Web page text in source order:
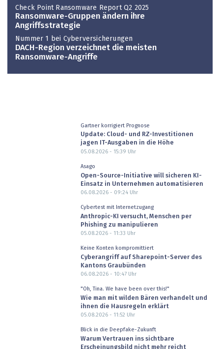
Check Point Ransomware Report Q2 2025
Ransomware-Gruppen ändern ihre
Angriffsstrategie
Nummer 1 bei Cyberversicherungen
DACH-Region verzeichnet die meisten
Ransomware-Angriffe
Gartner korrigiert Prognose
Update: Cloud- und RZ-Investitionen
jagen IT-Ausgaben in die Höhe
05.08.2026 - 15:39 Uhr
Asago
Open-Source-Initiative will sicheren KI-
Einsatz in Unternehmen automatisieren
06.08.2026 - 09:24Uhr
Cybertest mit Internetzugang
Anthropic-KI versucht, Menschen per
Phishing zu manipulieren
05.08.2026 - 11:33 Uhr
Keine Konten kompromittiert
Cyberangriff auf Sharepoint-Server des
Kantons Graubünden
06.08.2026 - 10:47Uhr
"Oh, Tina. We have been over this!"
Wie man mit wilden Bären verhandelt und
ihnen die Hausregeln erklärt
05.08.2026 - 11:52 Uhr
Blick in die Deepfake-Zukunft
Warum Vertrauen ins sichtbare
Erscheinungsbild nicht mehr reicht